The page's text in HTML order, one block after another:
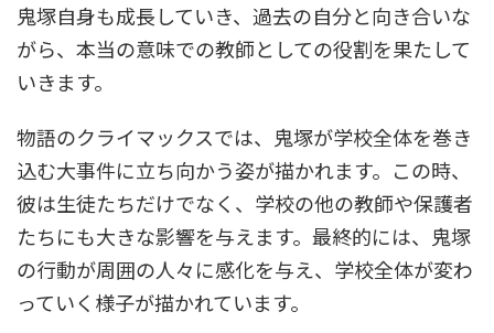
鬼塚自身も成長していき、過去の自分と向き合いな
がら、本当の意味での教師としての役割を果たして
いきます。
物語のクライマックスでは、鬼塚が学校全体を巻き
込む大事件に立ち向かう姿が描かれます。この時、
彼は生徒たちだけでなく、学校の他の教師や保護者
たちにも大きな影響を与えます。最終的には、鬼塚
の行動が周囲の人々に感化を与え、学校全体が変わ
っていく様子が描かれています。